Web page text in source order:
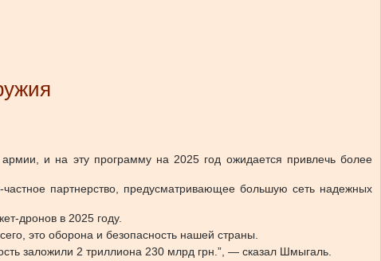
и на эту программу на 2025 год ожидается привлечь более
партнерство, предусматривающее большую сеть надежных
дронов в 2025 году.
это оборона и безопасность нашей страны.
заложили 2 триллиона 230 млрд грн.”, — сказал Шмыгаль.